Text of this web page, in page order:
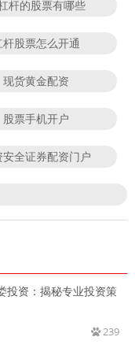
杆的股票有哪些
杆股票怎么开通
现货黄金配资
股票手机开户
安全证券配资门户
投资：揭秘专业投资策
239